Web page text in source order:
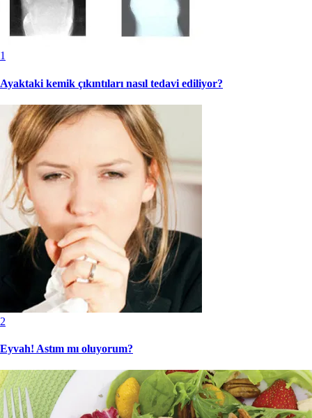
1
Ayaktaki kemik çıkıntıları nasıl tedavi ediliyor?
2
Eyvah! Astım mı oluyorum?